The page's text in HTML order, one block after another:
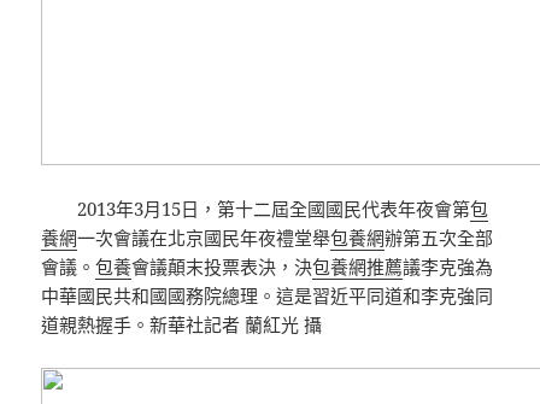
2013年3月15日，第十二屆全國國民代表年夜會第包
養網一次會議在北京國民年夜禮堂舉包養網辦第五次全部
會議。包養會議顛末投票表決，決包養網推薦議李克強為
中華國民共和國國務院總理。這是習近平同道和李克強同
道親熱握手。新華社記者 蘭紅光 攝